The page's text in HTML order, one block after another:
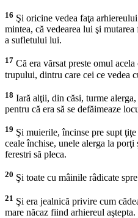
16 Şi oricine vedea faţa
mintea, că vedearea lui şi
a sufletului lui.
17 Că era vărsat preste omul
trupului, dintru care cei ce vedea
18 Iară alţii, din căsi, turme
pentru că era să se defăimeaze
19 Şi muierile, încinse pre supt
ceale închise, unele alerga la
ferestri să pleca.
20 Şi toate cu mâinile râdicate
21 Şi era jealnică privire cum
mare năcaz fiind arhiereul aştepta.